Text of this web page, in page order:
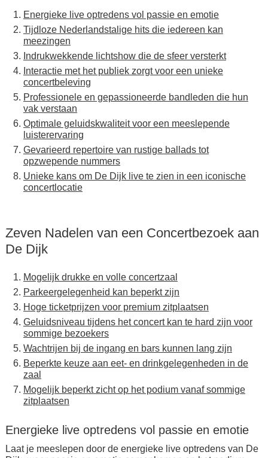
Energieke live optredens vol passie en emotie
Tijdloze Nederlandstalige hits die iedereen kan
meezingen
Indrukwekkende lichtshow die de sfeer versterkt
Interactie met het publiek zorgt voor een unieke
concertbeleving
Professionele en gepassioneerde bandleden die hun
vak verstaan
Optimale geluidskwaliteit voor een meeslepende
luisterervaring
Gevarieerd repertoire van rustige ballads tot
opzwepende nummers
Unieke kans om De Dijk live te zien in een iconische
concertlocatie
Zeven Nadelen van een Concertbezoek aan
De Dijk
Mogelijk drukke en volle concertzaal
Parkeergelegenheid kan beperkt zijn
Hoge ticketprijzen voor premium zitplaatsen
Geluidsniveau tijdens het concert kan te hard zijn voor
sommige bezoekers
Wachtrijen bij de ingang en bars kunnen lang zijn
Beperkte keuze aan eet- en drinkgelegenheden in de
zaal
Mogelijk beperkt zicht op het podium vanaf sommige
zitplaatsen
Energieke live optredens vol passie en emotie
Laat je meeslepen door de energieke live optredens van De